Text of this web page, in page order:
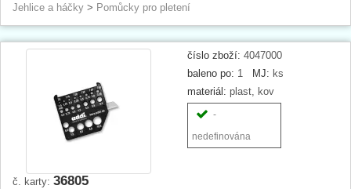
Jehlice a háčky > Pomůcky pro pletení
číslo zboží: 4047000
baleno po: 1 MJ: ks
materiál: plast, kov
-
nedefinována
č. karty: 36805